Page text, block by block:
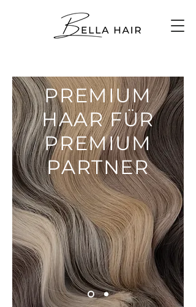
PREMIUM
HAAR FÜR
PREMIUM
PARTNER